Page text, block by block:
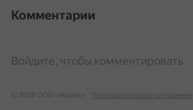
Комментарии
Войдите, чтобы комментировать
© 2026 ООО «Яндекс» Пользовательское соглашение